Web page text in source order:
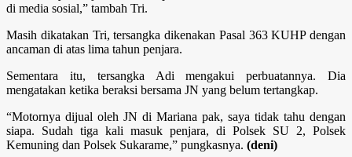
di media sosial,” tambah Tri.
Masih dikatakan Tri, tersangka dikenakan Pasal 363 KUHP dengan
ancaman di atas lima tahun penjara.
Sementara itu, tersangka Adi mengakui perbuatannya. Dia
mengatakan ketika beraksi bersama JN yang belum tertangkap.
“Motornya dijual oleh JN di Mariana pak, saya tidak tahu dengan
siapa. Sudah tiga kali masuk penjara, di Polsek SU 2, Polsek
Kemuning dan Polsek Sukarame,” pungkasnya. (deni)